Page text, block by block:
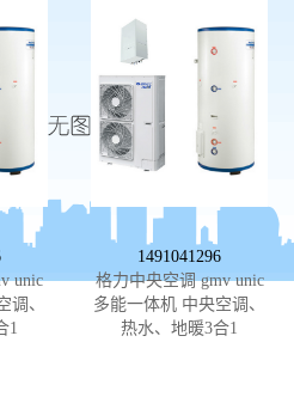
unic
调、
1
1491041296
格力中央空调 gmv unic
多能一体机 中央空调、
热水、地暖3合1